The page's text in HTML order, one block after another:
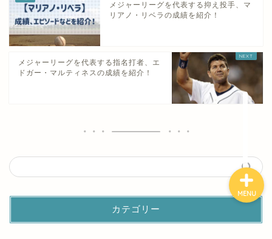
メジャーリーグを代表する抑え投手、マ
リアノ・リベラの成績を紹介！
メジャーリーグを代表する指名打者、エ
ドガー・マルティネスの成績を紹介！
カテゴリー
MENU
ホーム
高校野球の強豪校